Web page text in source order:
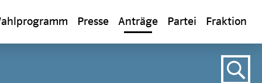
Presse Anträge Partei Fraktion